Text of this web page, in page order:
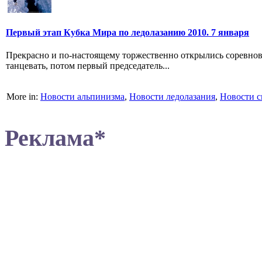
Первый этап Кубка Мира по ледолазанию 2010. 7 января
Прекрасно и по-настоящему торжественно открылись
танцевать, потом первый председатель...
More in: Новости альпинизма, Новости ледолазания, Новости
Реклама*